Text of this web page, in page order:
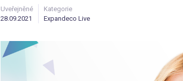
Uveřejněné
28.09.2021
Kategorie
Expandeco Live